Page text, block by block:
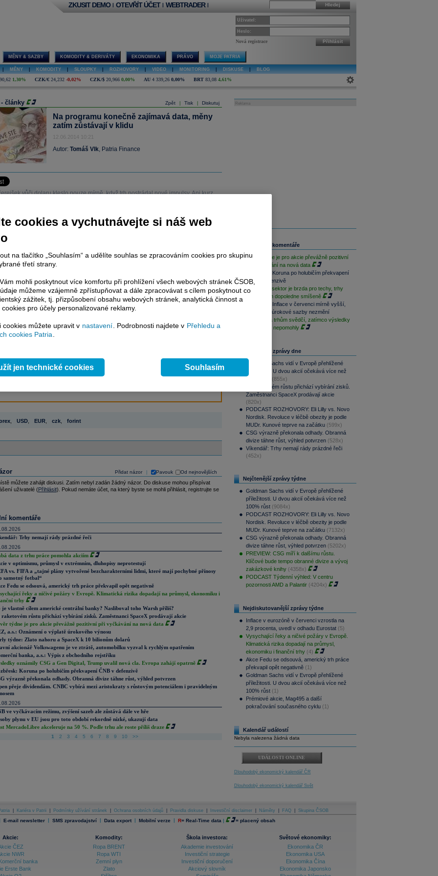
Hledej
ZKUSIT DEMO | OTEVŘÍT ÚČET | WEBTRADER |
Uživatel:
Heslo:
Nová registrace Přihlásit
MĚNY & SAZBY KOMODITY & DERIVÁTY EKONOMIKA PRÁVO MOJE PATRIA
MĚNY KOMODITY SLOUPKY ROZHOVORY VIDEO MONITORING DISKUSE BLOG
1,30% CZK/€ 24,232 -0,02% CZK/$ 20,966 0,00% AU 4 339,26 0,00% BRT 83,08 4,61%
Zpět Tisk Diskutuj
- články
Na programu konečně zajímavá data, měny
zatím zůstávají v klidu
12.06.2014 10:21
Autor: Tomáš Vlk, Patria Finance
vůči dolaru kleslo pouze mírně, když trh postrádal nové impulsy. Ani kurz
článku je dostupné jen klientům placených služeb
služeb, potom je nutné sePřihlásit.
placeného informačního servisu získáte
ke
kompletnímu zpravodajství
bez jakýchkoliv omezení. Veškeré
komentáře a horké zprávy jsou
a v plné verzi.
časových řad ke stažení,
avaluace, ekonomickéfundamenty více
, USD, EUR, czk, forint
Přidat názor Pavouk Od nejnovějších
můžete zahájit diskusi. Zatím nebyl zadán žádný názor. Do diskuse mohou přispívat
uživatelé (Přihlásit). Pokud nemáte účet, na který byste se mohli přihlásit, registrujte se
komentáře
Trhy nemají rády prázdné řeči
data z trhu práce pomohla akciím
v optimismu, průmysl v extrémním, dluhopisy neprotestují
vs. FIFA a „tajné plány vytvořené bezcharakterními lidmi, které mají pochybné přínosy
samotný fotbal“
Fedu se odsouvá, americký trh práce překvapil opět negativně
řeky a ničivé požáry v Evropě. Klimatická rizika dopadají na průmysl, ekonomiku i
trhy
je vlastně cílem americké centrální banky? Nasliboval toho Warsh příliš?
raketovém růstu přichází vybírání zisků. Zaměstnanci SpaceX prodávají akcie
týdne je pro akcie převážně pozitivní při vyčkávání na nová data
a.s.: Oznámení o výplatě úrokového výnosu
týdne: Zlato nahoru a SpaceX k 10 bilionům dolarů
akcionář Volkswagenu je ve ztrátě, automobilku vyzval k rychlým opatřením
banka, a.s.: Výpis z obchodního rejstříku
oznámily CSG a Gen Digital, Trump uvalil nová cla. Evropa zahájí opatrně
Koruna po holubičím překvapení ČNB v defenzivě
výrazně překonala odhady. Obranná divize táhne růst, výhled potvrzen
přeje dividendám. CNBC vybírá mezi aristokraty s růstovým potenciálem i pravidelným
ve vyčkávacím režimu, zvýšení sazeb ale zůstává dále ve hře
plynu v EU jsou pro toto období rekordně nízké, ukazují data
MercadoLibre akceleruje na 50 %. Podle trhu ale roste příliš draze
1 2 3 4 5 6 7 8 9 10 >>
Reklama
Související komentáře
Závěr týdne je pro akcie převážně pozitivní
při vyčkávání na nová data
Rozbřesk: Koruna po holubičím překvapení
ČNB v defenzivě
Paměťový sektor je brzda pro techy, trhy
jsou na tom dopoledne smíšeně
Rozbřesk: Inflace v červenci mírně vyšší,
ČNB dnes úrokové sazby nezmění
Geopolitika trhům svědčí, zatímco výsledky
sentimentu nepomohly
Nejčtenější zprávy dne
Goldman Sachs vidí v Evropě přehlížené
příležitosti. U dvou akcií očekává více než
(855x)
Po raketovém růstu přichází vybírání zisků.
Zaměstnanci SpaceX prodávají akcie
(820x)
PODCAST ROZHOVORY: Eli Lilly vs. Novo
Nordisk. Revoluce v léčbě obezity je podle
MUDr. Kunové teprve na začátku (599x)
CSG výrazně překonala odhady. Obranná
divize táhne růst, výhled potvrzen (528x)
Víkendář: Trhy nemají rády prázdné řeči
(452x)
Nejčtenější zprávy týdne
Goldman Sachs vidí v Evropě přehlížené
příležitosti. U dvou akcií očekává více než
100% růst (9084x)
PODCAST ROZHOVORY: Eli Lilly vs. Novo
Nordisk. Revoluce v léčbě obezity je podle
MUDr. Kunové teprve na začátku (7132x)
CSG výrazně překonala odhady. Obranná
divize táhne růst, výhled potvrzen (5202x)
PREVIEW: CSG míří k dalšímu růstu.
Klíčové bude tempo obranné divize a vývoj
zakázkové knihy (4358x)
PODCAST Týdenní výhled: V centru
pozornosti AMD a Palantir (4204x)
Nejdiskutovanější zprávy týdne
Inflace v eurozóně v červenci vzrostla na
2,9 procenta, uvedl v odhadu Eurostat (5)
Vysychající řeky a ničivé požáry v Evropě.
Klimatická rizika dopadají na průmysl,
ekonomiku i finanční trhy (4)
Akce Fedu se odsouvá, americký trh práce
překvapil opět negativně (1)
Goldman Sachs vidí v Evropě přehlížené
příležitosti. U dvou akcií očekává více než
100% růst (1)
Prémiové akcie, Mag495 a další
pokračování současného cyklu (1)
Kalendář událostí
Nebyla nalezena žádná data
UDÁLOSTI ONLINE
Dlouhodobý ekonomický kalendář ČR
Dlouhodobý ekonomický kalendář Svět
Kariéra v Patrii Podmínky užívání stránek Ochrana osobních údajů Pravidla diskuse Investiční disclaimer Náměty FAQ Skupina ČSOB
E-mail newsletter | SMS zpravodajství | Data export | Mobilní verze | R= Real-Time data | = placený obsah
Akcie:
ČEZ
NWR
banka
Erste Bank
Komodity:
Ropa BRENT
Ropa WTI
Zemní plyn
Zlato
Škola investora:
Akademie investování
Investiční strategie
Investiční doporučení
Akciový slovník
Světové ekonomiky:
Ekonomika ČR
Ekonomika USA
Ekonomika Čína
Ekonomika Japonsko
cookies a vychutnávejte si náš web
na tlačítko „Souhlasím“ a udělíte souhlas se zpracováním cookies pro skupinu
třetí strany.
mohli poskytnout více komfortu při prohlížení všech webových stránek ČSOB,
můžeme vzájemně zpřístupňovat a dále zpracovávat s cílem poskytnout co
zážitek, tj. přizpůsobení obsahu webových stránek, analytická činnost a
pro účely personalizované reklamy.
cookies můžete upravit v nastavení . Podrobnosti najdete v Přehledu a
cookies Patria
jen technické cookies Souhlasím